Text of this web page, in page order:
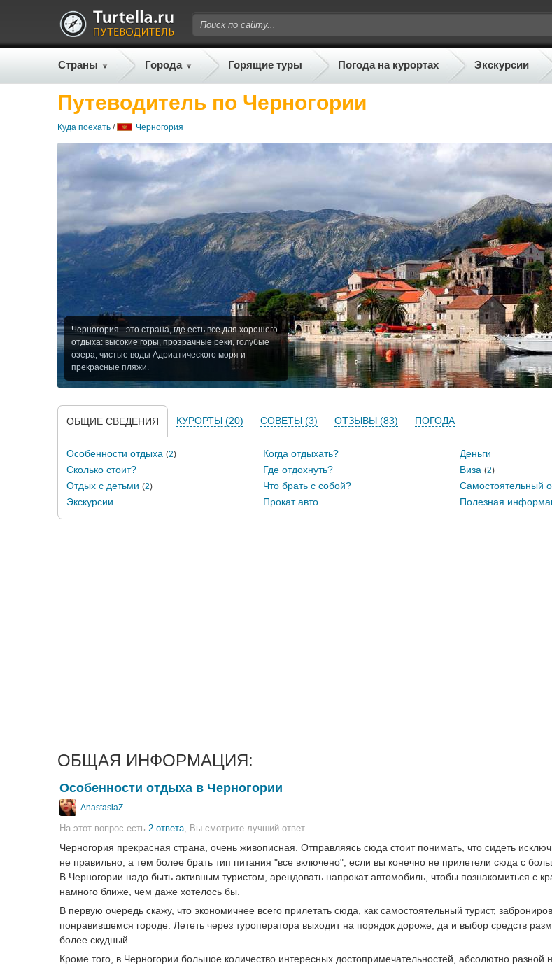
Страны Города Горящие туры Погода на курортах Экскурсии
Путеводитель по Черногории
Куда поехать / Черногория
Черногория - это страна, где есть все для хорошего
отдыха: высокие горы, прозрачные реки, голубые
озера, чистые воды Адриатического моря и
прекрасные пляжи.
ОБЩИЕ СВЕДЕНИЯ КУРОРТЫ (20) СОВЕТЫ (3) ОТЗЫВЫ (83) ПОГОДА
Особенности отдыха (2) Когда отдыхать?
Деньги
Сколько стоит?
Где отдохнуть? Виза (2)
Отдых с детьми (2) Что брать с собой? Самостоятельный
Экскурсии Прокат авто Полезная
ОБЩАЯ ИНФОРМАЦИЯ:
Особенности отдыха в Черногории
AnastasiaZ
На этот вопрос есть 2 ответа , Вы смотрите лучший ответ
Черногория прекрасная страна, очень живописная. Отправляясь сюда стоит понимать, что сидеть
не правильно, а тем более брать тип питания "все включено", если вы конечно не прилетели сюда с
В Черногории надо быть активным туристом, арендовать напрокат автомобиль, чтобы познакомиться с
намного ближе, чем даже хотелось бы.
В первую очередь скажу, что экономичнее всего прилетать сюда, как самостоятельный турист,
понравившемся городе. Лететь через туроператора выходит на порядок дороже, да и выбор средств
более скудный.
Кроме того, в Черногории большое количество интересных достопримечательностей, абсолютно разной